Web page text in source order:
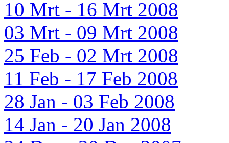
10 Mrt - 16 Mrt 2008
03 Mrt - 09 Mrt 2008
25 Feb - 02 Mrt 2008
11 Feb - 17 Feb 2008
28 Jan - 03 Feb 2008
14 Jan - 20 Jan 2008